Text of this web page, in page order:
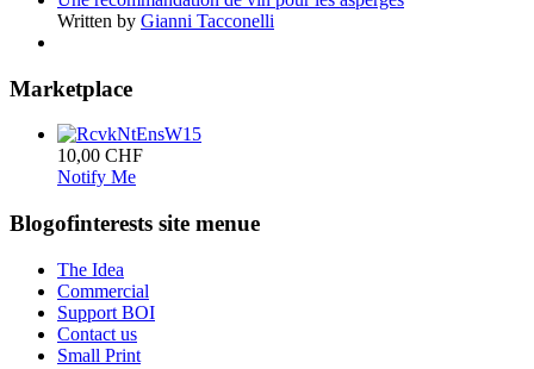
Written by Gianni Tacconelli
Marketplace
10,00 CHF
Notify Me
Blogofinterests site menue
The Idea
Commercial
Support BOI
Contact us
Small Print